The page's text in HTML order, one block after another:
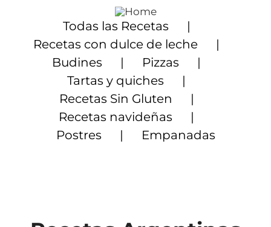
contenido
Todas las Recetas
Recetas con dulce de leche
Budines
Pizzas
Tartas y quiches
Recetas Sin Gluten
Recetas navideñas
Postres
Empanadas